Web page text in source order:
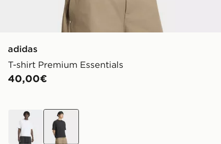
adidas
T-shirt Premium Essentials
40,00€
Bianco nero